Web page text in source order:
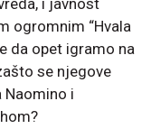
ogromnim “Hvala
da opet igramo na
se njegove
Naomino i